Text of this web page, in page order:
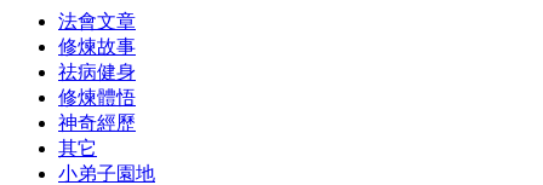
法會文章
修煉故事
祛病健身
修煉體悟
神奇經歷
其它
小弟子園地